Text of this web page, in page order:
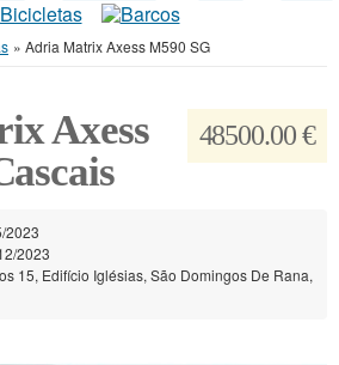
» Adria Matrix Axess M590 SG
48500.00 €
Axess
2023
2023
15, Edifício Iglésias, São Domingos De Rana,